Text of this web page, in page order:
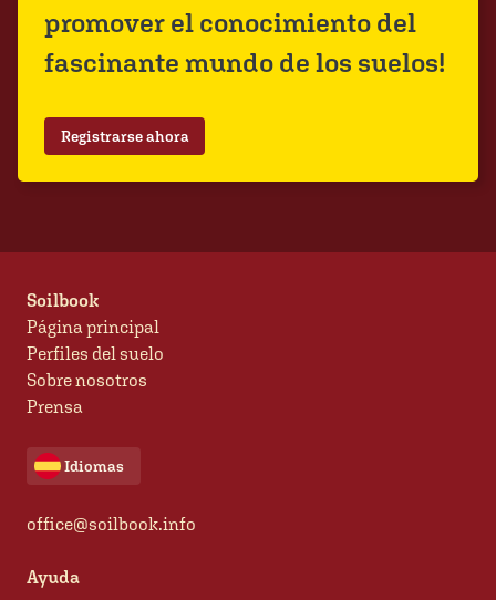
promover el conocimiento del
fascinante mundo de los suelos!
Registrarse ahora
Soilbook
Página principal
Perfiles del suelo
Sobre nosotros
Prensa
Idiomas
office@soilbook.info
Ayuda